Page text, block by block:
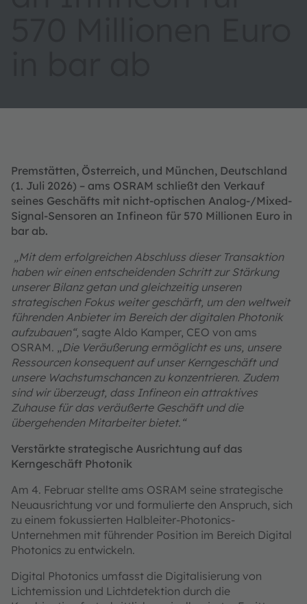
Premstätten, Österreich, und München, Deutschland
(1. Juli 2026) – ams OSRAM schließt den Verkauf
seines Geschäfts mit nicht-optischen Analog-/Mixed-
Signal-Sensoren an Infineon für 570 Millionen Euro in
bar ab.
„Mit dem erfolgreichen Abschluss dieser Transaktion
haben wir einen entscheidenden Schritt zur Stärkung
unserer Bilanz getan und gleichzeitig unseren
strategischen Fokus weiter geschärft, um den weltweit
führenden Anbieter im Bereich der digitalen Photonik
aufzubauen“, sagte Aldo Kamper, CEO von ams
OSRAM. „Die Veräußerung ermöglicht es uns, unsere
Ressourcen konsequent auf unser Kerngeschäft und
unsere Wachstumschancen zu konzentrieren. Zudem
sind wir überzeugt, dass Infineon ein attraktives
Zuhause für das veräußerte Geschäft und die
übergehenden Mitarbeiter bietet.“
Verstärkte strategische Ausrichtung auf das
Kerngeschäft Photonik
Am 4. Februar stellte ams OSRAM seine strategische
Neuausrichtung vor und formulierte den Anspruch, sich
zu einem fokussierten Halbleiter-Photonics-
Unternehmen mit führender Position im Bereich Digital
Photonics zu entwickeln.
Digital Photonics umfasst die Digitalisierung von
Lichtemission und Lichtdetektion durch die